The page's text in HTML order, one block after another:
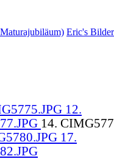
Eric's Bilder
12.
14.
17.